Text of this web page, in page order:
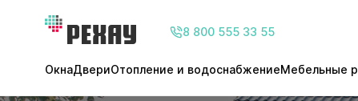
8 800 555 33 55
ОкнаДвериОтопление и водоснабжениеМебельные